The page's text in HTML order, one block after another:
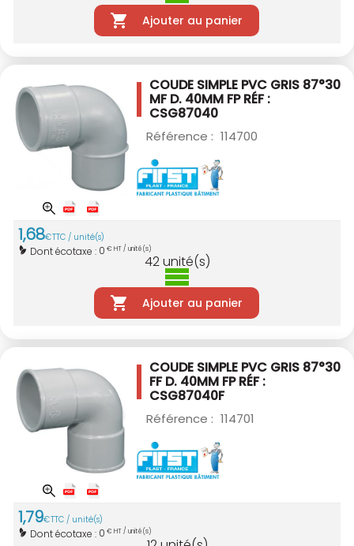
Ajouter au panier
COUDE SIMPLE PVC GRIS 87°30
MF D. 40MM FP RÉF :
CSG87040
Référence : 114700
1,68€TTC / unité(s)
Dont écotaxe : 0 € HT / unité(s)
42unité(s)
Ajouter au panier
COUDE SIMPLE PVC GRIS 87°30
FF D. 40MM FP RÉF :
CSG87040F
Référence : 114701
1,79€TTC / unité(s)
Dont écotaxe : 0 € HT / unité(s)